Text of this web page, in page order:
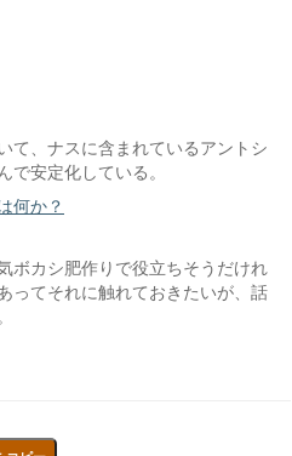
て、ナスに含まれているアントシ
で安定化している。
何か？
ボカシ肥作りで役立ちそうだけれ
ってそれに触れておきたいが、話